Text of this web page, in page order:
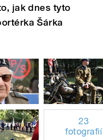
jak dnes tyto
Šárka
23
fotografií